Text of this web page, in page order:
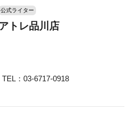
公式ライター
アトレ品川店
：03-6717-0918